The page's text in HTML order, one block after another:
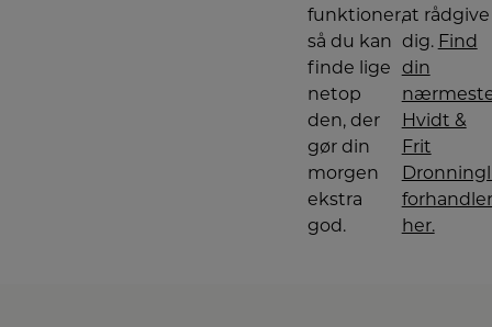
funktioner,
så du kan
finde lige
netop
den, der
gør din
morgen
ekstra
god.
at rådgive
dig. Find
din
Hvidt &
Frit
forhandler
her.